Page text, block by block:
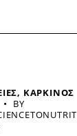
ΚΑΡΚΙΝΟΣ
BY